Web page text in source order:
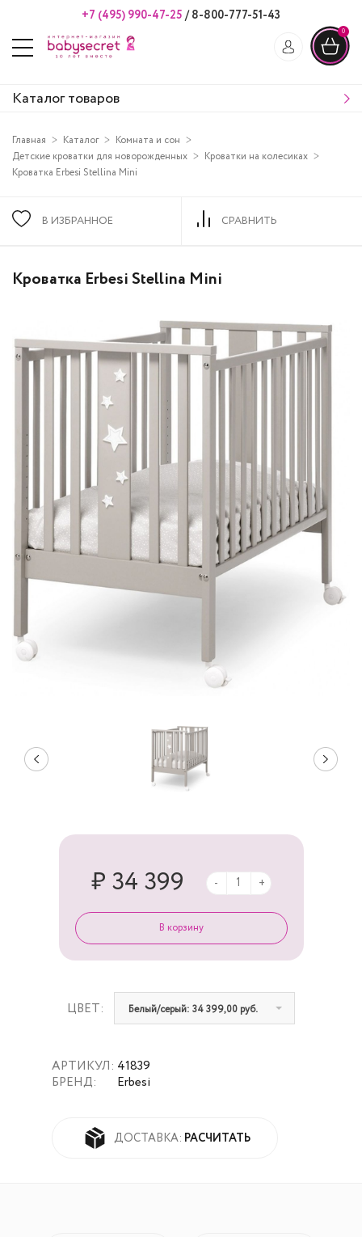
+7 (495) 990-47-25 /8-800-777-51-43
0
Каталог товаров
Главная Каталог
Комната и сон
Детские кроватки для новорожденных
Кроватки на колесиках
Кроватка Erbesi Stellina Mini
В ИЗБРАННОЕ СРАВНИТЬ
Кроватка Erbesi Stellina Mini
АРТИКУЛ:
БРЕНД:
41839
Erbesi
ДОСТАВКА: РАСЧИТАТЬ
ЦВЕТ: Белый/серый: 34 399,00 руб.
₽ 34 399 - +